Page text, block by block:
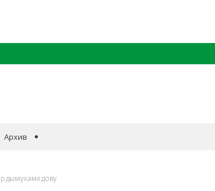
Архив